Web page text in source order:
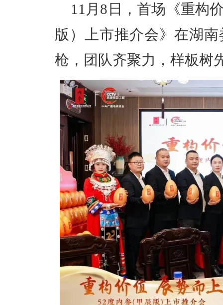
11月8日，首场《重构
版）上市推介会》在湖
枪，团队齐聚力，样板树